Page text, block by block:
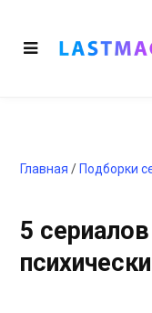
Главная / Подборки
5